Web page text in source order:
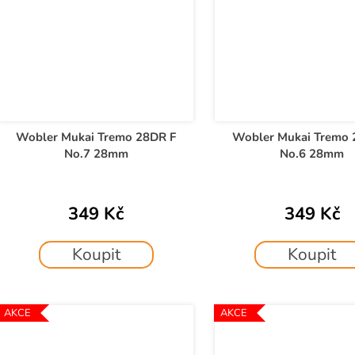
Wobler Mukai Tremo 28DR F
No.7 28mm
349 Kč
Koupit
Wobler Mukai Tremo
No.6 28mm
349 Kč
Koupit
AKCE AKCE